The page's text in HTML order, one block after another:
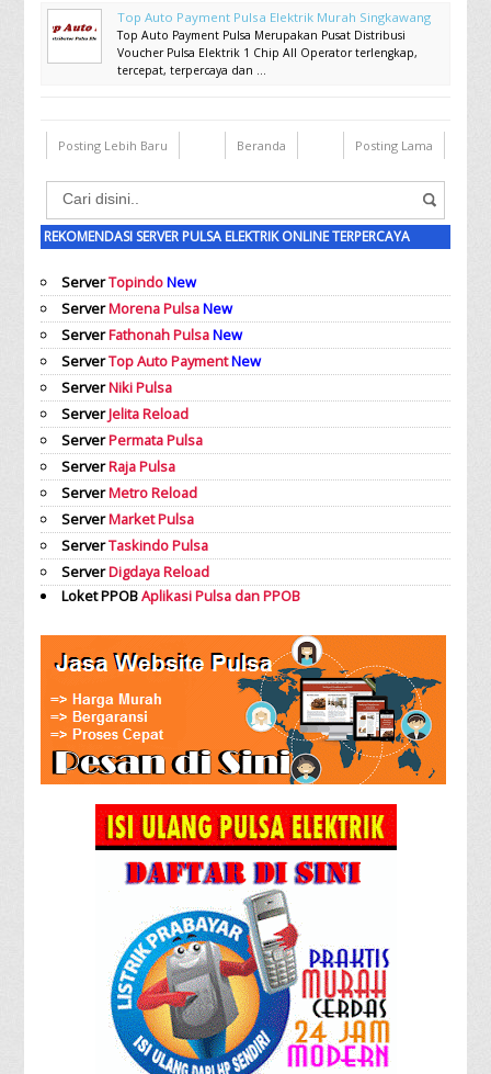
Top Auto Payment Pulsa Elektrik Murah Singkawang
Top Auto Payment Pulsa Merupakan Pusat Distribusi
Voucher Pulsa Elektrik 1 Chip All Operator terlengkap,
tercepat, terpercaya dan ...
Posting Lebih Baru Posting Lama
Beranda
REKOMENDASI SERVER PULSA ELEKTRIK ONLINE TERPERCAYA
ServerTopindoNew
ServerMorena PulsaNew
ServerFathonah PulsaNew
ServerTop Auto PaymentNew
ServerNiki Pulsa
ServerJelita Reload
ServerPermata Pulsa
ServerRaja Pulsa
ServerMetro Reload
ServerMarket Pulsa
ServerTaskindo Pulsa
ServerDigdaya Reload
Loket PPOBAplikasi Pulsa dan PPOB